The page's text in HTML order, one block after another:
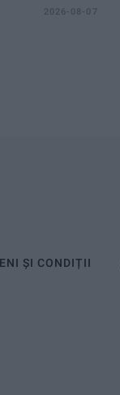
2026-08-07
ȘI CONDIȚII